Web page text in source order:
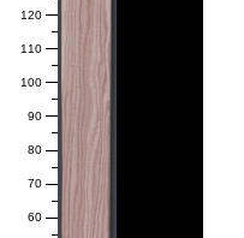
60
70
80
90
100
110
120